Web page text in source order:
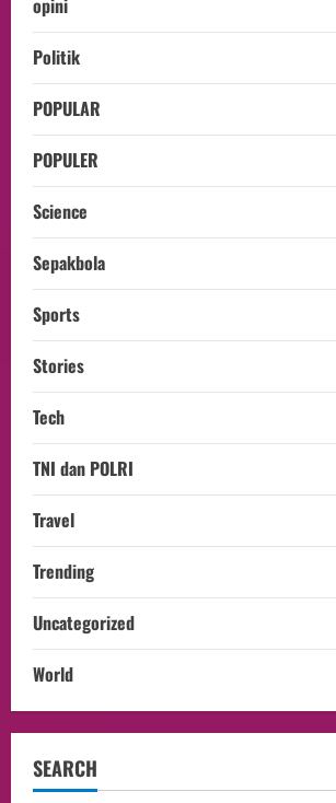
opini
Politik
POPULAR
POPULER
Science
Sepakbola
Sports
Stories
Tech
TNI dan POLRI
Travel
Trending
Uncategorized
World
SEARCH